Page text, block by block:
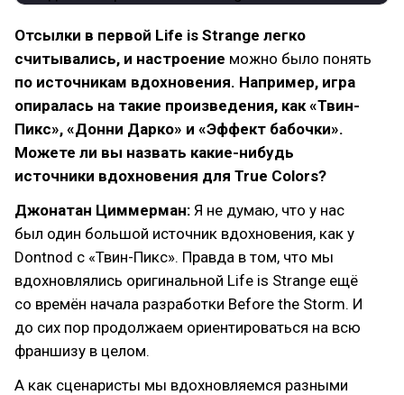
Отсылки в первой Life is Strange легко
считывались, и настроение можно было понять
по источникам вдохновения. Например, игра
опиралась на такие произведения, как «Твин-
Пикс», «Донни Дарко» и «Эффект бабочки».
Можете ли вы назвать какие-нибудь
источники вдохновения для True Colors?
Джонатан Циммерман: Я не думаю, что у нас
был один большой источник вдохновения, как у
Dontnod с «Твин-Пикс». Правда в том, что мы
вдохновлялись оригинальной Life is Strange ещё
со времён начала разработки Before the Storm. И
до сих пор продолжаем ориентироваться на всю
франшизу в целом.
А как сценаристы мы вдохновляемся разными